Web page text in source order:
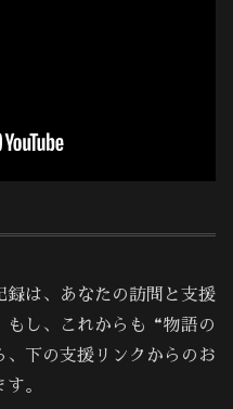
は、あなたの訪問と支援
もし、これからも“物語の
下の支援リンクからのお
。